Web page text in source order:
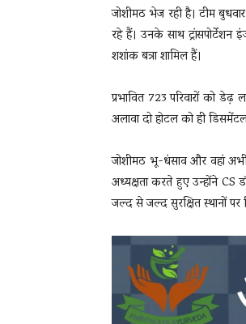
जोशीमठ भेज रही है। टीम
रहे हैं। उनके साथ
शशांक बत्रा शामिल हैं।
प्रभावित 723 परिवारों को
अलावा दो होटल को ही
जोशीमठ भू-धंसाव और वहां
अध्यक्षता करते हुए उन्होंने CS
जल्द से जल्द सुरक्षित स्थानों